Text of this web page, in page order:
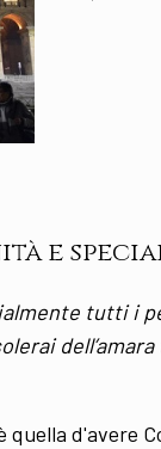
e
tutti i
d'avere